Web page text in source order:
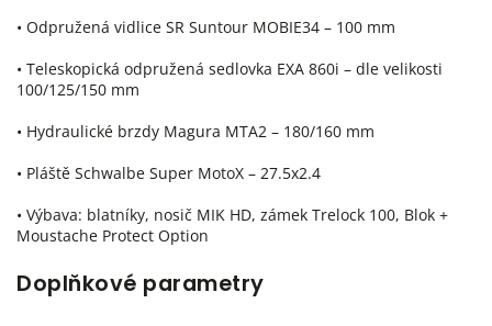
• Odpružená vidlice SR Suntour MOBIE34 – 100 mm
• Teleskopická odpružená sedlovka EXA 860i – dle velikosti
100/125/150 mm
• Hydraulické brzdy Magura MTA2 – 180/160 mm
• Pláště Schwalbe Super MotoX – 27.5x2.4
• Výbava: blatníky, nosič MIK HD, zámek Trelock 100, Blok +
Moustache Protect Option
Doplňkové parametry